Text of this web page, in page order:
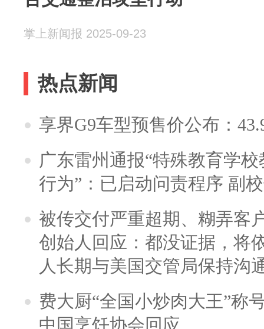
掌上新闻报 2025-09-23
热点新闻
享界G9车型预售价公布：
广东雷州通报“特殊教育学
行为”：已启动问责程序 副
被传交付严重超期、糊弄客
创始人回应：都没证据，将
人长期与美国交管局保持沟
费大厨“全国小炒肉大王”称
中国烹饪协会回应